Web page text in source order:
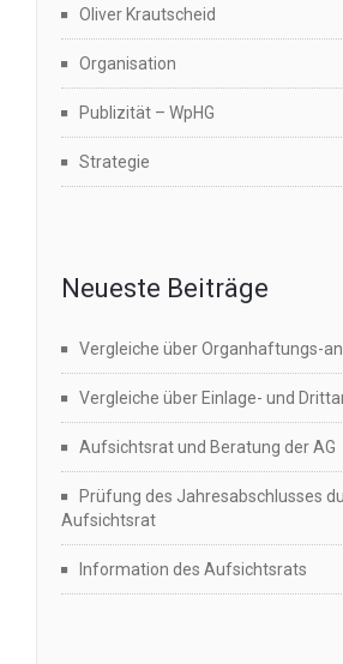
Oliver Krautscheid
Organisation
Publizität – WpHG
Strategie
Neueste Beiträge
Vergleiche über Organhaftungs-
Vergleiche über Einlage- und
Aufsichtsrat und Beratung der AG
Prüfung des Jahresabschlusses
Aufsichtsrat
Information des Aufsichtsrats